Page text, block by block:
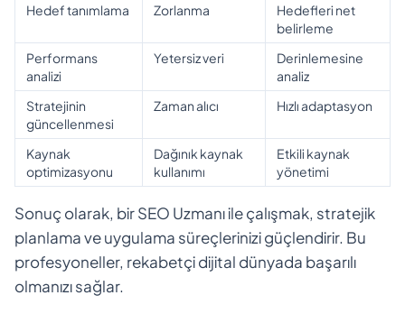
Hedef tanımlama
Zorlanma
Hedefleri net
belirleme
Performans
analizi
Yetersiz veri
Derinlemesine
analiz
Stratejinin
güncellenmesi
Zaman alıcı Hızlı adaptasyon
Kaynak
optimizasyonu
Dağınık kaynak
kullanımı
Etkili kaynak
yönetimi
Sonuç olarak, bir SEO Uzmanı ile çalışmak, stratejik
planlama ve uygulama süreçlerinizi güçlendirir. Bu
profesyoneller, rekabetçi dijital dünyada başarılı
olmanızı sağlar.